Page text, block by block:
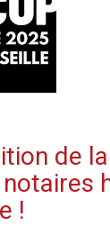
de la
!